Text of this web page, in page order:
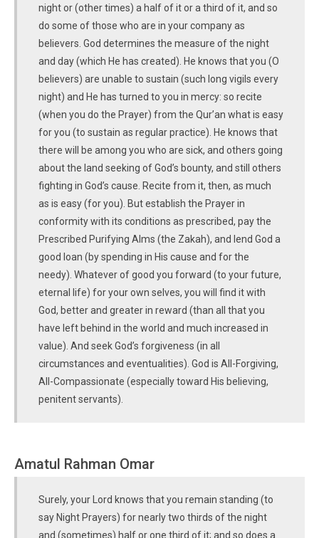
night or (other times) a half of it or a third of it, and so
do some of those who are in your company as
believers. God determines the measure of the night
and day (which He has created). He knows that you (O
believers) are unable to sustain (such long vigils every
night) and He has turned to you in mercy: so recite
(when you do the Prayer) from the Qur’an what is easy
for you (to sustain as regular practice). He knows that
there will be among you who are sick, and others going
about the land seeking of God’s bounty, and still others
fighting in God’s cause. Recite from it, then, as much
as is easy (for you). But establish the Prayer in
conformity with its conditions as prescribed, pay the
Prescribed Purifying Alms (the Zakah), and lend God a
good loan (by spending in His cause and for the
needy). Whatever of good you forward (to your future,
eternal life) for your own selves, you will find it with
God, better and greater in reward (than all that you
have left behind in the world and much increased in
value). And seek God’s forgiveness (in all
circumstances and eventualities). God is All-Forgiving,
All-Compassionate (especially toward His believing,
penitent servants).
Amatul Rahman Omar
Surely, your Lord knows that you remain standing (to
say Night Prayers) for nearly two thirds of the night
and (sometimes) half or one third of it; and so does a